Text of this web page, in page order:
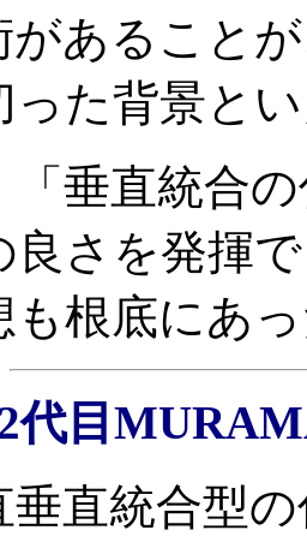
があること
った背景と
垂直統合
良さを発揮
も根底にあ
代目
直統合型の